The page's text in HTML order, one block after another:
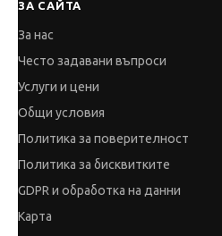
ЗА САЙТА
За нас
Често задавани въпроси
Услуги и цени
Общи условия
Политика за поверителност
Политика за бисквитките
GDPR и обработка на данни
Карта